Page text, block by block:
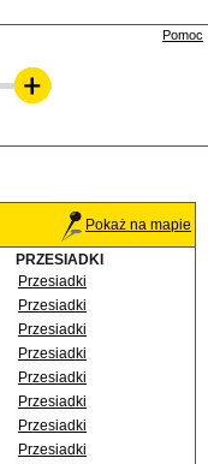
Pomoc
Pokaż na mapie
PRZESIADKI
Przesiadki
Przesiadki
Przesiadki
Przesiadki
Przesiadki
Przesiadki
Przesiadki
Przesiadki